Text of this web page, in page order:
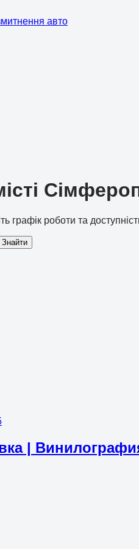
авто
графік роботи та
Знайти
|